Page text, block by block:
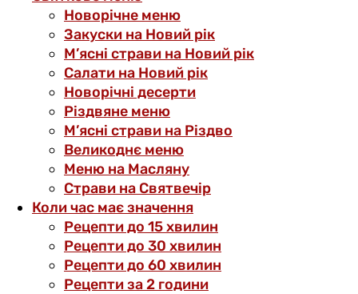
Новорічне меню
Закуски на Новий рік
М’ясні страви на Новий рік
Салати на Новий рік
Новорічні десерти
Різдвяне меню
М’ясні страви на Різдво
Великоднє меню
Меню на Масляну
Страви на Святвечір
Коли час має значення
Рецепти до 15 хвилин
Рецепти до 30 хвилин
Рецепти до 60 хвилин
Рецепти за 2 години